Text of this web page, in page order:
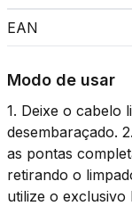
EAN
Modo de usar
1. Deixe o cabelo
desembaraçado.
as pontas
retirando o
utilize o exclusivo